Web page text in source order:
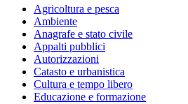
Agricoltura e pesca
Ambiente
Anagrafe e stato civile
Appalti pubblici
Autorizzazioni
Catasto e urbanistica
Cultura e tempo libero
Educazione e formazione